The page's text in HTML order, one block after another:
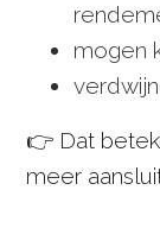
mogen
👉 Dat
meer